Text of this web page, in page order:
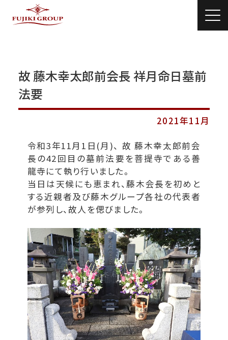
故 藤木幸太郎前会長 祥月命日墓前
法要
2021年11月
令和3年11月1日(月)、 故 藤木幸太郎前会
長の42回目の墓前法要を菩提寺である善
龍寺にて執り行いました。
当日は天候にも恵まれ、藤木会長を初めと
する近親者及び藤木グループ各社の代表者
が参列し、故人を偲びました。